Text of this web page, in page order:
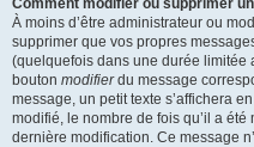
Comment modifier ou supprimer
À moins d’être administrateur ou
supprimer que vos propres
(quelquefois dans une durée limitée
bouton modifierdu message
message, un petit texte s’affichera
modifié, le nombre de fois qu’il a
dernière modification. Ce message